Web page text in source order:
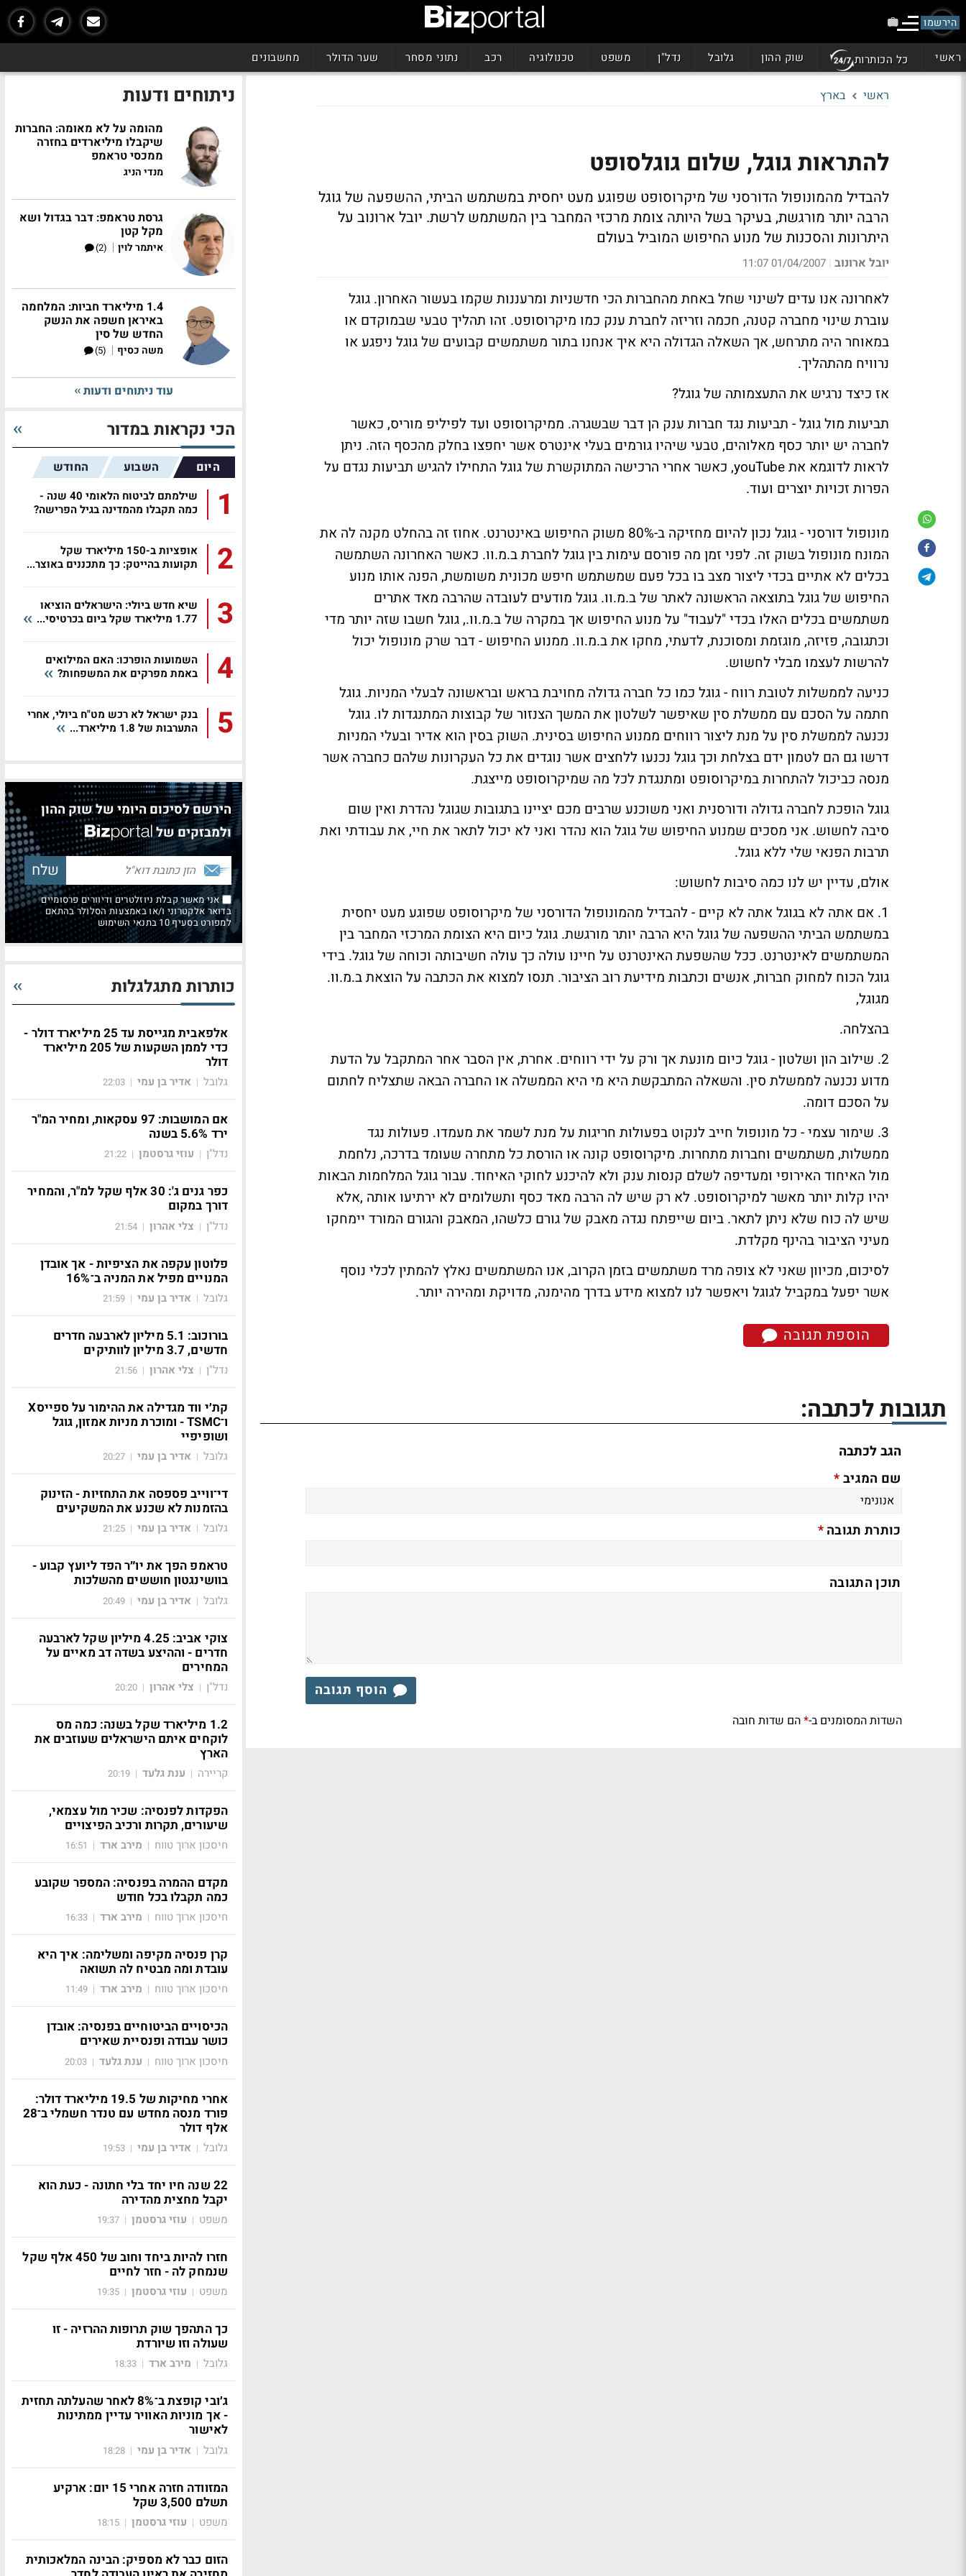
הירשמו
ראשי כל הכותרות שוק ההון גלובל נדל"ן משפט טכנולוגיה רכב נתוני מסחר שער הדולר מחשבונים
ראשי בארץ
להתראות גוגל, שלום גוגלסופט
להבדיל מהמונופול הדורסני של מיקרוסופט שפוגע מעט יחסית במשתמש הביתי, ההשפעה של גוגל
הרבה יותר מורגשת, בעיקר בשל היותה צומת מרכזי המחבר בין המשתמש לרשת. יובל ארונוב על
היתרונות והסכנות של מנוע החיפוש המוביל בעולם
יובל ארונוב |
01/04/2007 11:07
לאחרונה אנו עדים לשינוי שחל באחת מהחברות הכי חדשניות ומרעננות שקמו בעשור האחרון. גוגל
עוברת שינוי מחברה קטנה, חכמה וזריזה לחברת ענק כמו מיקרוסופט. זהו תהליך טבעי שבמוקדם או
במאוחר היה מתרחש, אך השאלה הגדולה היא איך אנחנו בתור משתמשים קבועים של גוגל ניפגע או
נרוויח מהתהליך.
אז כיצד נרגיש את התעצמותה של גוגל?
תביעות מול גוגל - תביעות נגד חברות ענק הן דבר שבשגרה. ממיקרוסופט ועד לפיליפ מוריס, כאשר
לחברה יש יותר כסף מאלוהים, טבעי שיהיו גורמים בעלי אינטרס אשר יחפצו בחלק מהכסף הזה. ניתן
לראות לדוגמא את youTube, כאשר אחרי הרכישה המתוקשרת של גוגל התחילו להגיש תביעות נגדם על
הפרות זכויות יוצרים ועוד.
מונופול דורסני -
גוגל נכון להיום מחזיקה ב-80% משוק החיפוש באינטרנט. אחוז זה בהחלט מקנה לה את
המונח מונופול בשוק זה. לפני זמן מה פורסם עימות בין גוגל לחברת ב.מ.וו. כאשר האחרונה השתמשה
בכלים לא אתיים בכדי ליצור מצב בו בכל פעם שמשתמש חיפש מכונית משומשת, הפנה אותו מנוע
החיפוש של גוגל בתוצאה הראשונה לאתר של ב.מ.וו. גוגל מודעים לעובדה שהרבה מאד אתרים
משתמשים בכלים האלו בכדי "לעבוד" על מנוע החיפוש אך במקרה של ב.מ.וו., גוגל חשבו שזה יותר מדי
וכתגובה, פזיזה, מוגזמת ומסוכנת, לדעתי, מחקו את ב.מ.וו. ממנוע החיפוש - דבר שרק מונופול יכול
להרשות לעצמו מבלי לחשוש.
כניעה לממשלות לטובת רווח -גוגל כמו כל חברה גדולה מחויבת בראש ובראשונה לבעלי המניות. גוגל
חתמה על הסכם עם ממשלת סין שאיפשר לשלטון את המשך הצנזור של קבוצות המתנגדות לו. גוגל
נכנעה לממשלת סין על מנת ליצור רווחים ממנוע החיפוש בסינית. השוק בסין הוא אדיר ובעלי המניות
דרשו גם הם לטמון ידם בצלחת וכך גוגל נכנעו ללחצים אשר נוגדים את כל העקרונות שלהם כחברה אשר
מנסה כביכול להתחרות במיקרוסופט ומתנגדת לכל מה שמיקרוסופט מייצגת.
גוגל הופכת לחברה גדולה ודורסנית ואני משוכנע שרבים מכם יציינו בתגובות שגוגל נהדרת ואין שום
סיבה לחשוש. אני מסכים שמנוע החיפוש של גוגל הוא נהדר ואני לא יכול לתאר את חיי, את עבודתי ואת
תרבות הפנאי שלי ללא גוגל.
אולם, עדיין יש לנו כמה סיבות לחשוש:
1. אם אתה לא בגוגל אתה לא קיים - להבדיל מהמונופול הדורסני של מיקרוסופט שפוגע מעט יחסית
במשתמש הביתי ההשפעה של גוגל היא הרבה יותר מורגשת. גוגל כיום היא הצומת המרכזי המחבר בין
המשתמשים לאינטרנט. ככל שהשפעת האינטרנט על חיינו עולה כך עולה חשיבותה וכוחה של גוגל. בידי
גוגל הכוח למחוק חברות, אנשים וכתבות מידיעת רוב הציבור. תנסו למצוא את הכתבה על הוצאת ב.מ.וו.
מגוגל,
בהצלחה.
2. שילוב הון ושלטון -גוגל כיום מונעת אך ורק על ידי רווחים. אחרת, אין הסבר אחר המתקבל על הדעת
מדוע נכנעה לממשלת סין. והשאלה המתבקשת היא מי היא הממשלה או החברה הבאה שתצליח לחתום
על הסכם דומה.
3. שימור עצמי - כל מונופול חייב לנקוט בפעולות חריגות על מנת לשמר את מעמדו. פעולות נגד
ממשלות, משתמשים וחברות מתחרות. מיקרוסופט קונה או הורסת כל מתחרה שעומד בדרכה, נלחמת
מול האיחוד האירופי ומעדיפה לשלם קנסות ענק ולא להיכנע לחוקי האיחוד. עבור גוגל המלחמות הבאות
יהיו קלות יותר מאשר למיקרוסופט. לא רק שיש לה הרבה מאד כסף ותשלומים לא ירתיעו אותה ,אלא
שיש לה כוח שלא ניתן לתאר. ביום שייפתח נגדה מאבק של גורם כלשהו, המאבק והגורם המורד יימחקו
מעיני הציבור בהינף מקלדת.
לסיכום, מכיוון שאני לא צופה מרד משתמשים בזמן הקרוב, אנו המשתמשים נאלץ להמתין לכלי נוסף
אשר יפעל במקביל לגוגל ויאפשר לנו למצוא מידע בדרך מהימנה, מדויקת ומהירה יותר.
הוספת תגובה
תגובות לכתבה:
הגב לכתבה
שם המגיב*
כותרת תגובה*
תוכן התגובה
הוסף תגובה
השדות המסומנים ב-*הם שדות חובה
ניתוחים ודעות
מהומה על לא מאומה: החברות
שיקבלו מיליארדים בחזרה
ממכסי טראמפ
מנדי הניג
גרסת טראמפ: דבר בגדול ושא
מקל קטן
איתמר לוין |
(2)
1.4 מיליארד חביות: המלחמה
באיראן חשפה את הנשק
החדש של סין
משה כסיף |
(5)
עוד ניתוחים ודעות
הכי נקראות במדור
היום השבוע החודש
1
שילמתם לביטוח הלאומי 40 שנה -
כמה תקבלו מהמדינה בגיל הפרישה?
2
אופציות ב-150 מיליארד שקל
תקועות בהייטק: כך מתכננים באוצר...
3
שיא חדש ביולי: הישראלים הוציאו
1.77 מיליארד שקל ביום בכרטיסי...
4
השמועות הופרכו: האם המילואים
באמת מפרקים את המשפחות?
5
בנק ישראל לא רכש מט"ח ביולי, אחרי
התערבות של 1.8 מיליארד...
הירשם לסיכום היומי של שוק ההון
ולמבזקים של
אני מאשר קבלת ניוזלטרים ודיוורים פרסומיים
בדואר אלקטרוני ו/או באמצעות הסלולר בהתאם
למפורט בסעיף 10 בתנאי השימוש
כותרות מתגלגלות
אלפאבית מגייסת עד 25 מיליארד דולר -
כדי לממן השקעות של 205 מיליארד
דולר
גלובל | אדיר בן עמי |
22:03
אם המושבות: 97 עסקאות, ומחיר המ"ר
ירד 5.6% בשנה
נדל"ן | עוזי גרסטמן |
21:22
כפר גנים ג': 30 אלף שקל למ"ר, והמחיר
דורך במקום
נדל"ן | צלי אהרון |
21:54
פלוטון עקפה את הציפיות - אך אובדן
המנויים מפיל את המניה ב־16%
גלובל | אדיר בן עמי |
21:59
בורוכוב: 5.1 מיליון לארבעה חדרים
חדשים, 3.7 מיליון לוותיקים
נדל"ן | צלי אהרון |
21:56
קת׳י ווד מגדילה את ההימור על ספייסX
ו־TSMC - ומוכרת מניות אמזון, גוגל
ושופיפיי
גלובל | אדיר בן עמי |
20:27
די־ווייב פספסה את התחזיות - הזינוק
בהזמנות לא שכנע את המשקיעים
גלובל | אדיר בן עמי |
21:25
טראמפ הפך את יו״ר הפד ליועץ קבוע -
בוושינגטון חוששים מהשלכות
גלובל | אדיר בן עמי |
20:49
צוקי אביב: 4.25 מיליון שקל לארבעה
חדרים - וההיצע בשדה דב מאיים על
המחירים
נדל"ן | צלי אהרון |
20:20
1.2 מיליארד שקל בשנה: כמה מס
לוקחים איתם הישראלים שעוזבים את
הארץ
קריירה | ענת גלעד |
20:19
הפקדות לפנסיה: שכיר מול עצמאי,
שיעורים, תקרות ורכיב הפיצויים
חיסכון ארוך טווח | מירב ארד |
16:51
מקדם ההמרה בפנסיה: המספר שקובע
כמה תקבלו בכל חודש
חיסכון ארוך טווח | מירב ארד |
16:33
קרן פנסיה מקיפה ומשלימה: איך היא
עובדת ומה מבטיח לה תשואה
חיסכון ארוך טווח | מירב ארד |
11:49
הכיסויים הביטוחיים בפנסיה: אובדן
כושר עבודה ופנסיית שאירים
חיסכון ארוך טווח | ענת גלעד |
20:03
אחרי מחיקות של 19.5 מיליארד דולר:
פורד מנסה מחדש עם טנדר חשמלי ב־28
אלף דולר
גלובל | אדיר בן עמי |
19:53
22 שנה חיו יחד בלי חתונה - כעת הוא
יקבל מחצית מהדירה
משפט | עוזי גרסטמן |
19:37
חזרו להיות ביחד וחוב של 450 אלף שקל
שנמחק לה - חזר לחיים
משפט | עוזי גרסטמן |
19:35
כך התהפך שוק תרופות ההרזיה - זו
שעולה וזו שיורדת
גלובל | מירב ארד |
18:33
ג׳ובי קופצת ב־8% לאחר שהעלתה תחזית
- אך מוניות האוויר עדיין ממתינות
לאישור
גלובל | אדיר בן עמי |
18:28
המזוודה חזרה אחרי 15 יום: ארקיע
תשלם 3,500 שקל
משפט | עוזי גרסטמן |
18:15
הזום כבר לא מספיק: הבינה המלאכותית